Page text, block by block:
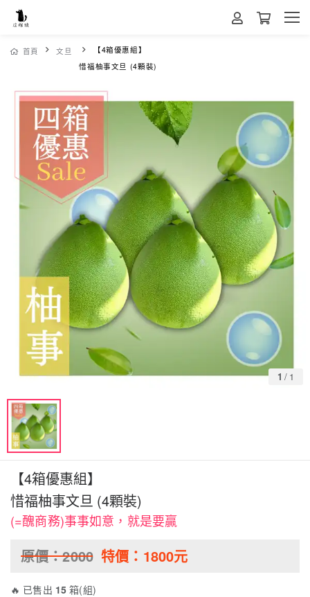
首頁 文旦
【4箱優惠組】
惜福柚事文旦 (4顆裝)
1 / 1
【4箱優惠組】
惜福柚事文旦 (4顆裝)
(=醜商務)事事如意，就是要贏
原價：2000 特價： 1800元
🔥 已售出 15 箱(組)